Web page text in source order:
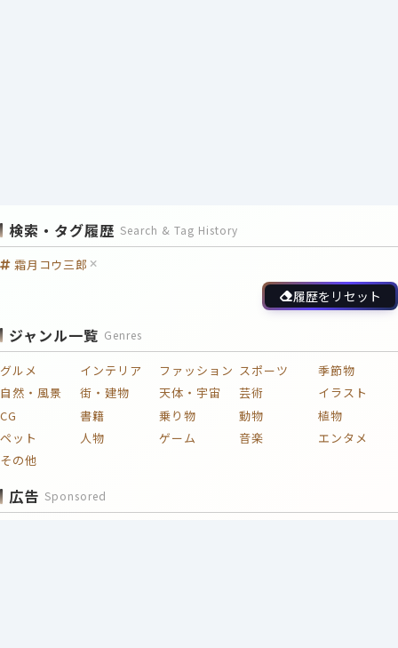
検索・タグ履歴 Search & Tag History
霜月コウ三郎
履歴をリセット
ジャンル一覧 Genres
グルメ インテリア ファッション スポーツ
季節物
自然・風景
街・建物 天体・宇宙 芸術
イラスト
CG
書籍 乗り物 動物
植物
ペット
人物 ゲーム 音楽
エンタメ
その他
広告 Sponsored